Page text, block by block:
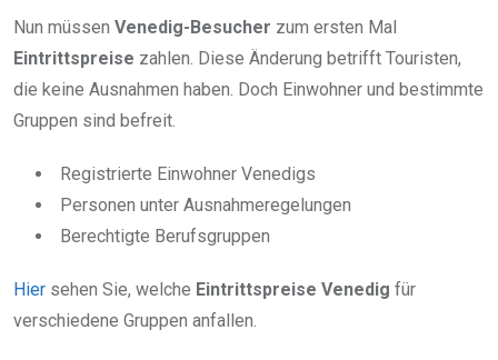
Nun müssen Venedig-Besucher zum ersten Mal
Eintrittspreise zahlen. Diese Änderung betrifft Touristen,
die keine Ausnahmen haben. Doch Einwohner und bestimmte
Gruppen sind befreit.
Registrierte Einwohner Venedigs
Personen unter Ausnahmeregelungen
Berechtigte Berufsgruppen
Hier sehen Sie, welche Eintrittspreise Venedig für
verschiedene Gruppen anfallen.